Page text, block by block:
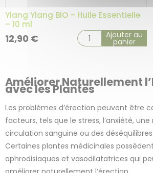
Améliorer Naturellement
avec les Plantes
Les problèmes d’érection peuvent être
facteurs, tels que le stress, l’anxiété,
circulation sanguine ou des
Certaines plantes médicinales
aphrodisiaques et vasodilatatrices qui
Ylang Ylang BIO – Huile Essentielle
– 10 ml
12,90 € Ajouter au
panier